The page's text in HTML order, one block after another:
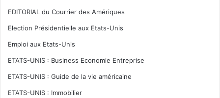
EDITORIAL du Courrier des Amériques
Election Présidentielle aux Etats-Unis
Emploi aux Etats-Unis
ETATS-UNIS : Business Economie Entreprise
ETATS-UNIS : Guide de la vie américaine
ETATS-UNIS : Immobilier